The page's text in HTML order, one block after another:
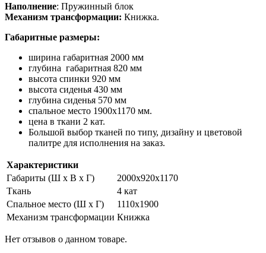
Наполнение: Пружинный блок
Механизм трансформации: Книжка.
Габаритные размеры:
ширина габаритная 2000 мм
глубина габаритная 820 мм
высота спинки 920 мм
высота сиденья 430 мм
глубина сиденья 570 мм
спальное место 1900х1170 мм.
цена в ткани 2 кат.
Большой выбор тканей по типу, дизайну и цветовой
палитре для исполнения на заказ.
Характеристики
Габариты (Ш x В x Г)
2000х920х1170
Ткань
4 кат
Спальное место (Ш х Г)
1110х1900
Механизм трансформации Книжка
Нет отзывов о данном товаре.